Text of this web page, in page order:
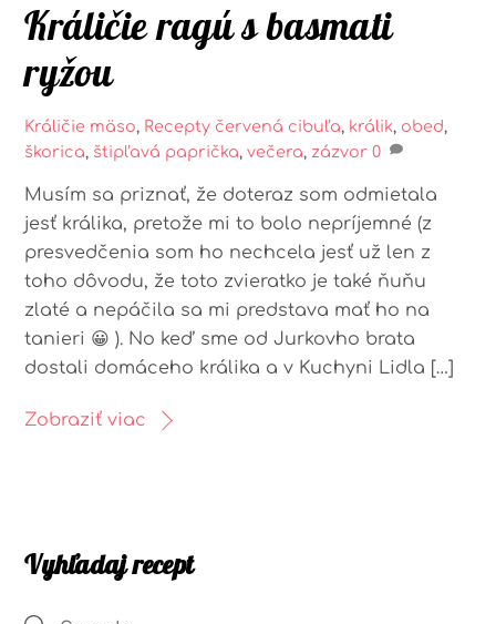
Králičie ragú s basmati
ryžou
Králičie mäso, Recepty červená cibuľa, králik, obed,
škorica, štipľavá paprička,večera, zázvor 0
Musím sa priznať, že doteraz som odmietala
jesť králika, pretože mi to bolo nepríjemné (z
presvedčenia som ho nechcela jesť už len z
toho dôvodu, že toto zvieratko je také ňuňu
zlaté a nepáčila sa mi predstava mať ho na
tanieri 😀 ). No keď sme od Jurkovho brata
dostali domáceho králika a v Kuchyni Lidla […]
Zobraziť viac
Vyhľadaj recept